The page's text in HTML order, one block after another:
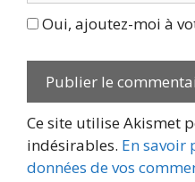
Oui, ajoutez-moi à
Ce site utilise Akismet
indésirables. En savoir
données de vos